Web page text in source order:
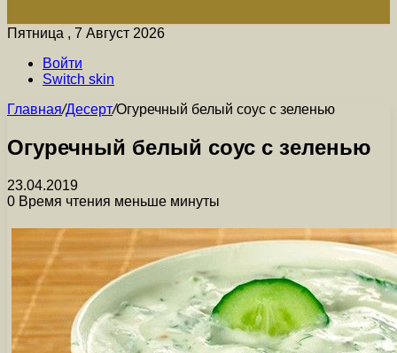
Пятница , 7 Август 2026
Войти
Switch skin
Главная/Десерт/Огуречный белый соус с зеленью
Огуречный белый соус с зеленью
23.04.2019
0 Время чтения меньше минуты